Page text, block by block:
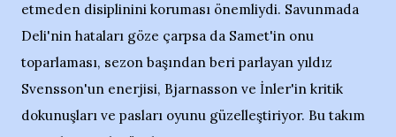
etmeden disiplinini koruması önemliydi. Savunmada
Deli'nin hataları göze çarpsa da Samet'in onu
toparlaması, sezon başından beri parlayan yıldız
Svensson'un enerjisi, Bjarnasson ve İnler'in kritik
dokunuşları ve pasları oyunu güzelleştiriyor. Bu takım